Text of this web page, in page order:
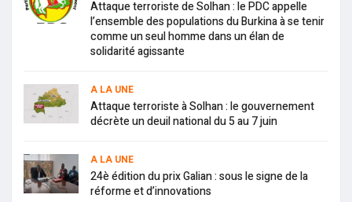
Attaque terroriste de Solhan : le PDC appelle
l’ensemble des populations du Burkina à se tenir
comme un seul homme dans un élan de
solidarité agissante
A LA UNE
Attaque terroriste à Solhan : le gouvernement
décrète un deuil national du 5 au 7 juin
A LA UNE
24è édition du prix Galian : sous le signe de la
réforme et d’innovations